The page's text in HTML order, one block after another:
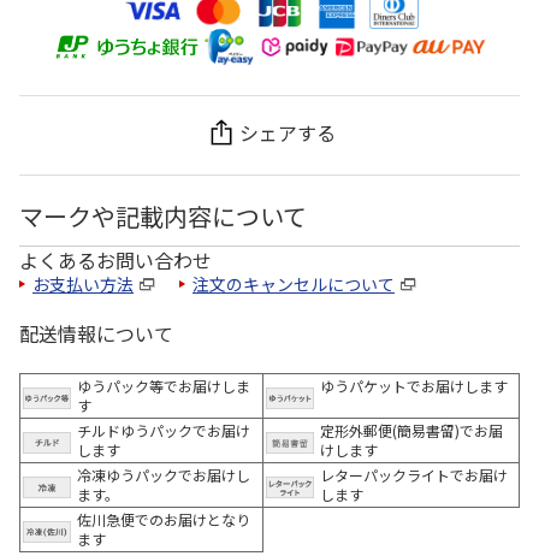
シェアする
マークや記載内容について
よくあるお問い合わせ
お支払い方法 注文のキャンセルについて
配送情報について
ゆうパック等でお届けしま
す
ゆうパケットでお届けします
チルドゆうパックでお届け
します
定形外郵便(簡易書留)でお届
けします
冷凍ゆうパックでお届けし
ます。
レターパックライトでお届け
します
佐川急便でのお届けとなり
ます